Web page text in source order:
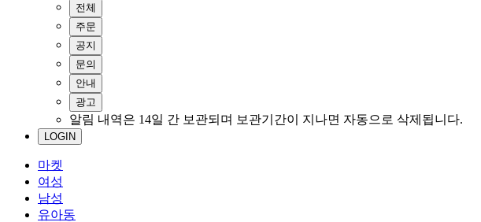
전체
주문
공지
문의
안내
광고
알림 내역은 14일 간 보관되며 보관기간이 지나면 자동으로 삭제됩니다.
LOGIN
마켓
여성
남성
유아동